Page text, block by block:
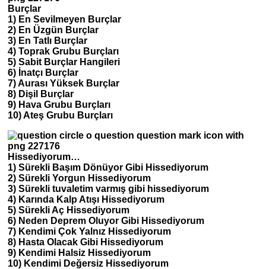
Burçlar
1) En Sevilmeyen Burçlar
2) En Üzgün Burçlar
3) En Tatlı Burçlar
4) Toprak Grubu Burçları
5) Sabit Burçlar Hangileri
6) İnatçı Burçlar
7) Aurası Yüksek Burçlar
8) Dişil Burçlar
9) Hava Grubu Burçları
10) Ateş Grubu Burçları
Hissediyorum…
1) Sürekli Başım Dönüyor Gibi Hissediyorum
2) Sürekli Yorgun Hissediyorum
3) Sürekli tuvaletim varmış gibi hissediyorum
4) Karında Kalp Atışı Hissediyorum
5) Sürekli Aç Hissediyorum
6) Neden Deprem Oluyor Gibi Hissediyorum
7) Kendimi Çok Yalnız Hissediyorum
8) Hasta Olacak Gibi Hissediyorum
9) Kendimi Halsiz Hissediyorum
10) Kendimi Değersiz Hissediyorum